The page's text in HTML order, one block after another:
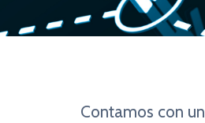
Contamos con un